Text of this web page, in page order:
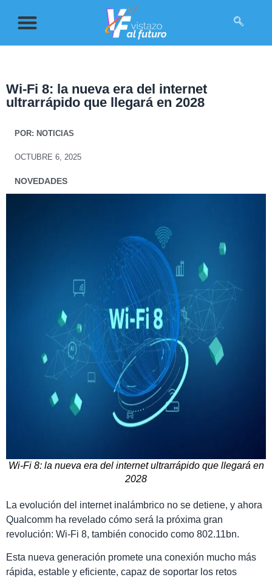
Wi-Fi 8: la nueva era del internet
ultrarrápido que llegará en 2028
POR: NOTICIAS
OCTUBRE 6, 2025
NOVEDADES
Wi-Fi 8: la nueva era del internet ultrarrápido que llegará en
2028
La evolución del internet inalámbrico no se detiene, y ahora
Qualcomm ha revelado cómo será la próxima gran
revolución: Wi-Fi 8, también conocido como 802.11bn.
Esta nueva generación promete una conexión mucho más
rápida, estable y eficiente, capaz de soportar los retos